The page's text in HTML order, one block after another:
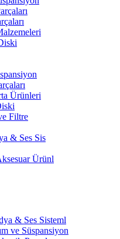
Ürünleri
Filtre
& Ses Sis
Ürünl
& Ses Sisteml
ve Süspansiyon